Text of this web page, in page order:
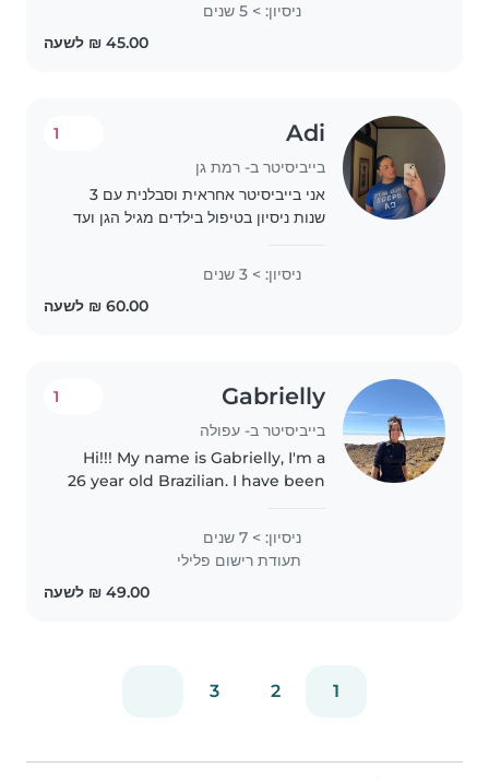
over 5 years of childcare
experience and 12 years of
ניסיון: > 5 שנים
Adi
בייביסיטר ב- רמת גן
1
אני בייביסיטר אחראית וסבלנית עם 3
שנות ניסיון בטיפול בילדים מגיל הגן ועד
מחפשת משפחות שאני אוכל לבקר בהן
ניסיון: > 3 שנים
Gabrielly
בייביסיטר ב- עפולה
1
Hi!!! My name is Gabrielly, I'm a
26 year old Brazilian. I have been
deaf or have other disabilities in
local public schools...
ניסיון: > 7 שנים
תעודת רישום פלילי
1
2
3